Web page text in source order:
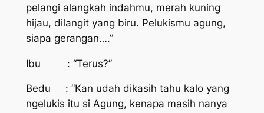
pelangi alangkah indahmu, merah kuning
hijau, dilangit yang biru. Pelukismu agung,
siapa gerangan….”
Ibu : “Terus?”
Bedu : “Kan udah dikasih tahu kalo yang
ngelukis itu si Agung, kenapa masih nanya